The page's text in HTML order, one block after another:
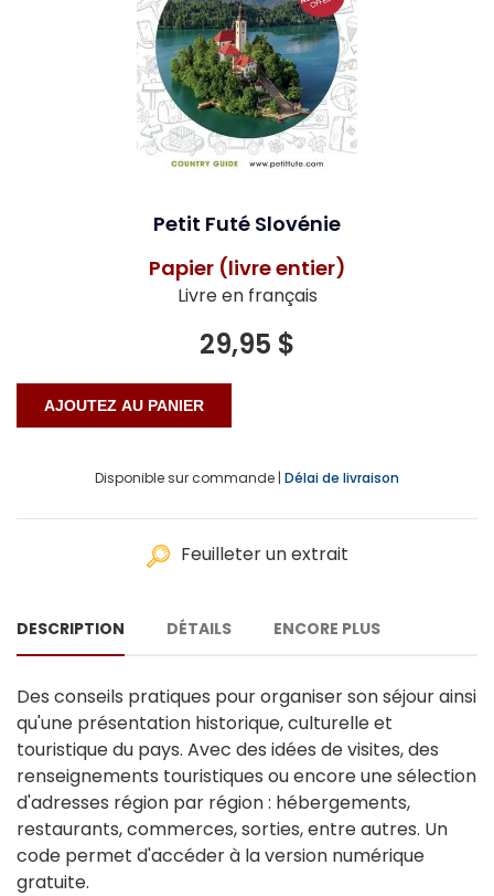
Petit Futé Slovénie
Papier (livre entier)
Livre en français
29,95 $
Disponible sur commande | Délai de livraison
Feuilleter un extrait
DESCRIPTION DÉTAILS ENCORE PLUS
Des conseils pratiques pour organiser son séjour ainsi
qu'une présentation historique, culturelle et
touristique du pays. Avec des idées de visites, des
renseignements touristiques ou encore une sélection
d'adresses région par région : hébergements,
restaurants, commerces, sorties, entre autres. Un
code permet d'accéder à la version numérique
gratuite.